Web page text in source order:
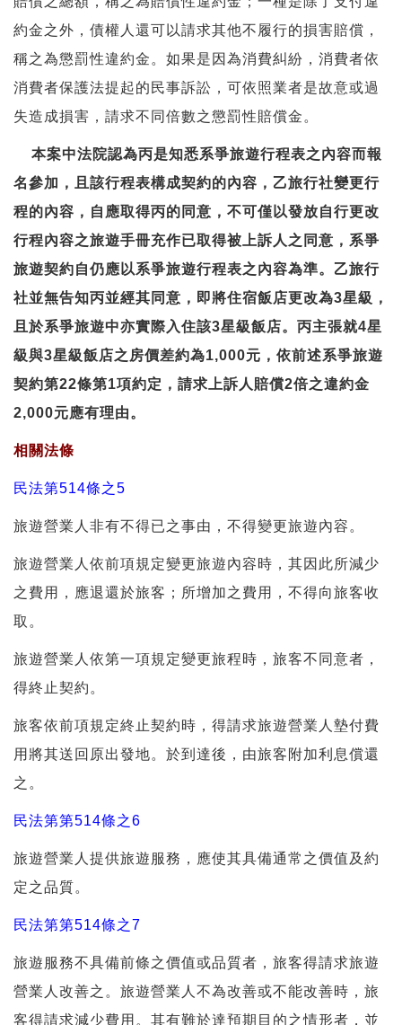
約金之外，債權人還可以請求其他不履行的損害賠償，
稱之為懲罰性違約金。如果是因為消費糾紛，消費者依
消費者保護法提起的民事訴訟，可依照業者是故意或過
失造成損害，請求不同倍數之懲罰性賠償金。
本案中法院認為丙是知悉系爭旅遊行程表之內容而報
名參加，且該行程表構成契約的內容，乙旅行社變更行
程的內容，自應取得丙的同意，不可僅以發放自行更改
行程內容之旅遊手冊充作已取得被上訴人之同意，系爭
旅遊契約自仍應以系爭旅遊行程表之內容為準。乙旅行
社並無告知丙並經其同意，即將住宿飯店更改為3星級，
且於系爭旅遊中亦實際入住該3星級飯店。丙主張就4星
級與3星級飯店之房價差約為1,000元，依前述系爭旅遊
契約第22條第1項約定，請求上訴人賠償2倍之違約金
2,000元應有理由。
相關法條
民法第514條之5
旅遊營業人非有不得已之事由，不得變更旅遊內容。
旅遊營業人依前項規定變更旅遊內容時，其因此所減少
之費用，應退還於旅客；所增加之費用，不得向旅客收
取。
旅遊營業人依第一項規定變更旅程時，旅客不同意者，
得終止契約。
旅客依前項規定終止契約時，得請求旅遊營業人墊付費
用將其送回原出發地。於到達後，由旅客附加利息償還
之。
民法第第514條之6
旅遊營業人提供旅遊服務，應使其具備通常之價值及約
定之品質。
民法第第514條之7
旅遊服務不具備前條之價值或品質者，旅客得請求旅遊
營業人改善之。旅遊營業人不為改善或不能改善時，旅
客得請求減少費用。其有難於達預期目的之情形者，並